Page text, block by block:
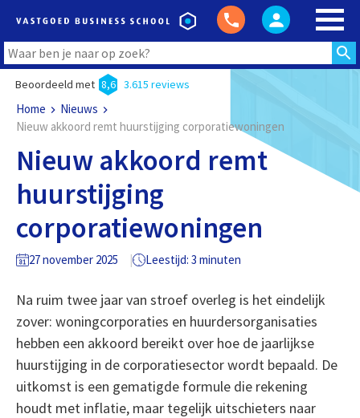
Beoordeeld met 8,6 3.615 reviews
Home
Nieuws
Nieuw akkoord remt huurstijging corporatiewoningen
Nieuw akkoord remt
huurstijging
corporatiewoningen
27 november 2025 Leestijd: 3 minuten
Na ruim twee jaar van stroef overleg is het eindelijk
zover: woningcorporaties en huurdersorganisaties
hebben een akkoord bereikt over hoe de jaarlijkse
huurstijging in de corporatiesector wordt bepaald. De
uitkomst is een gematigde formule die rekening
houdt met inflatie, maar tegelijk uitschieters naar